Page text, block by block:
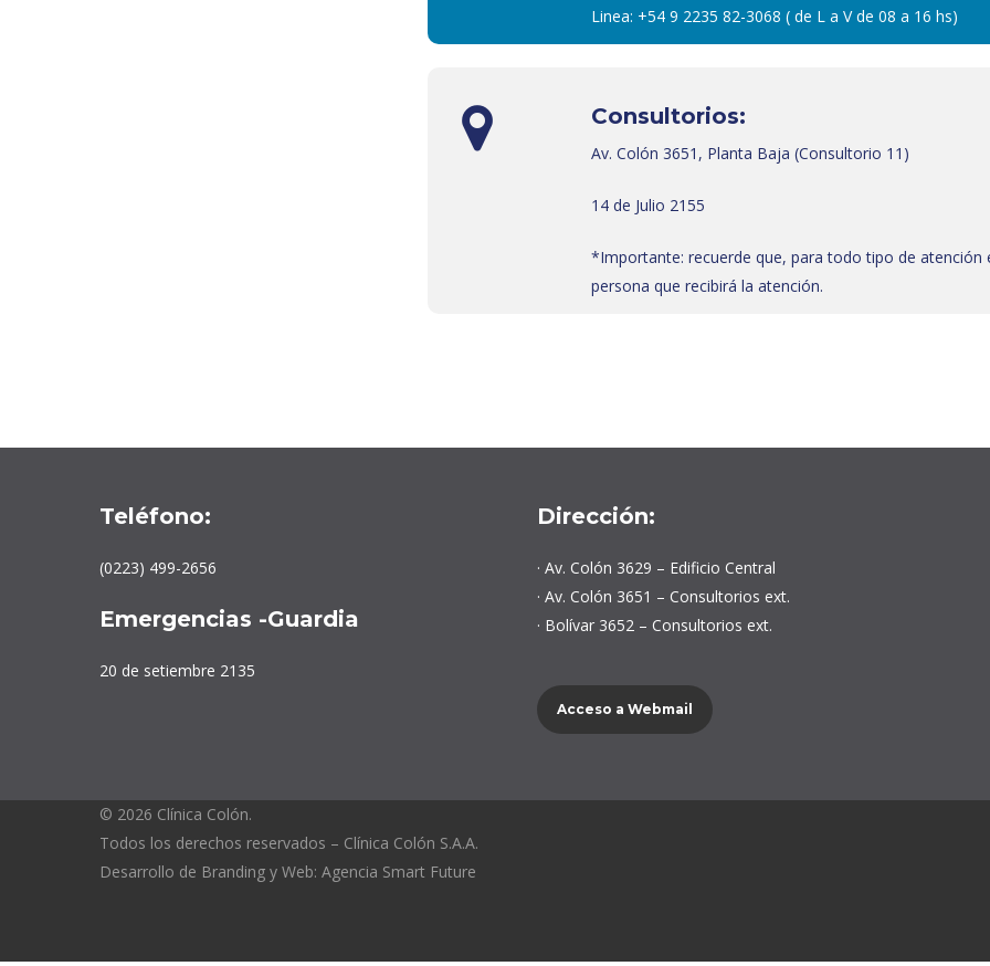
Linea: ‪+54 9 2235 82-3068‬ ( de L a V de 08 a 16 hs)
Consultorios:
Av. Colón 3651, Planta Baja (Consultorio 11)
14 de Julio 2155
*Importante: recuerde que, para todo tipo de atención
persona que recibirá la atención.
Teléfono:
(0223) 499-2656
Emergencias -Guardia
20 de setiembre 2135
Dirección:
· Av. Colón 3629 – Edificio Central
· Av. Colón 3651 – Consultorios ext.
· Bolívar 3652 – Consultorios ext.
Acceso a Webmail
© 2026 Clínica Colón.
Todos los derechos reservados – Clínica Colón S.A.A.
Desarrollo de Branding y Web: Agencia Smart Future